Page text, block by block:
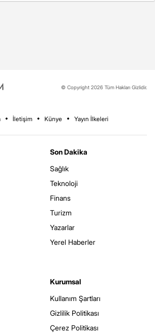
© Copyright 2026 Tüm Hakları Gizlidir.
İletişim Künye Yayın İlkeleri
Son Dakika
Sağlık
Teknoloji
Finans
Turizm
Yazarlar
Yerel Haberler
Kurumsal
Kullanım Şartları
Gizlilik Politikası
Çerez Politikası